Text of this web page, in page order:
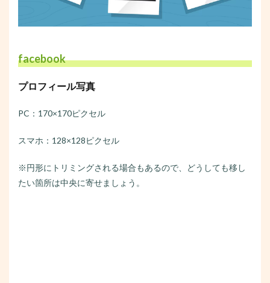
facebook
プロフィール写真
PC：170×170ピクセル
スマホ：128×128ピクセル
※円形にトリミングされる場合もあるので、どうしても移し
たい箇所は中央に寄せましょう。